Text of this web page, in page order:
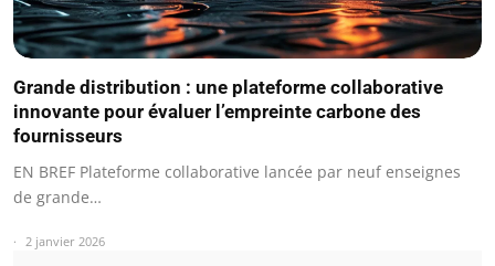
Grande distribution : une plateforme collaborative
innovante pour évaluer l’empreinte carbone des
fournisseurs
EN BREF Plateforme collaborative lancée par neuf enseignes
de grande…
2 janvier 2026